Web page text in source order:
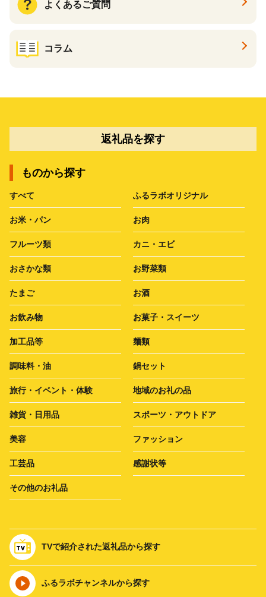
よくあるご質問
コラム
返礼品を探す
ものから探す
すべて ふるラボオリジナル
お米・パン お肉
フルーツ類 カニ・エビ
おさかな類 お野菜類
たまご お酒
お飲み物 お菓子・スイーツ
加工品等 麺類
調味料・油 鍋セット
旅行・イベント・体験 地域のお礼の品
雑貨・日用品 スポーツ・アウトドア
美容 ファッション
工芸品 感謝状等
その他のお礼品
TVで紹介された返礼品から探す
ふるラボチャンネルから探す